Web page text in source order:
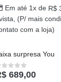
Em até 1x de R$
(P/ mais
com a loja)
surpresa You
out of 5
689,00